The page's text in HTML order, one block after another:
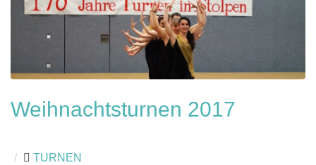
Weihnachtsturnen 2017
/ TURNEN